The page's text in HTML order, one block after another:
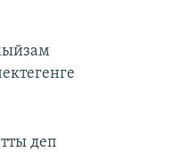
деп